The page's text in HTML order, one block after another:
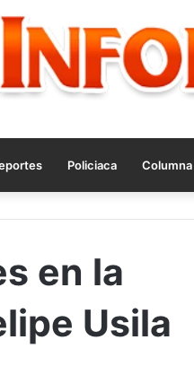
Policiaca Columna
en la
Usila